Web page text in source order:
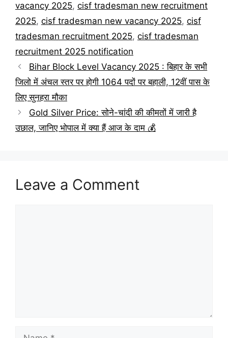
vacancy 2025, cisf tradesman new recruitment
2025, cisf tradesman new vacancy 2025, cisf
tradesman recruitment 2025, cisf tradesman
recruitment 2025 notification
Bihar Block Level Vacancy 2025 : बिहार के सभी
जिलो में अंचल स्तर पर होगी 1064 पदों पर बहाली, 12वीं पास के
लिए सुनहरा मौका
Gold Silver Price: सोने-चांदी की कीमतों में जारी है
उछाल, जानिए भोपाल में क्या हैं आज के दाम 💰
Leave a Comment
Name